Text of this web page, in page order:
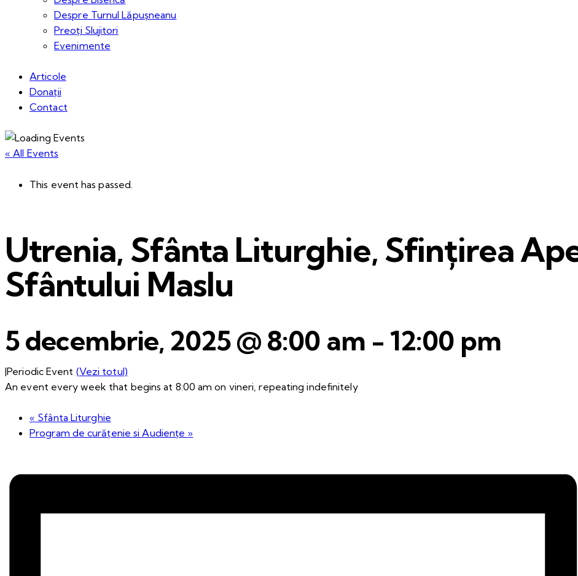
Despre Turnul Lăpușneanu
Preoți Slujitori
Evenimente
Articole
Donații
Contact
« All Events
This event has passed.
Utrenia, Sfânta Liturghie, Sfințirea
Sfântului Maslu
5 decembrie, 2025 @ 8:00 am -12:00 pm
|Periodic Event (Vezi totul)
An event every week that begins at 8:00 am on vineri, repeating indefinitely
« Sfânta Liturghie
Program de curățenie si Audiențe »